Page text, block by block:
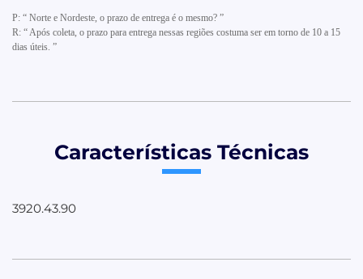
P: “ Norte e Nordeste, o prazo de entrega é o mesmo? ”
R: “ Após coleta, o prazo para entrega nessas regiões costuma ser em torno de 10 a 15
dias úteis. ”
Características Técnicas
3920.43.90